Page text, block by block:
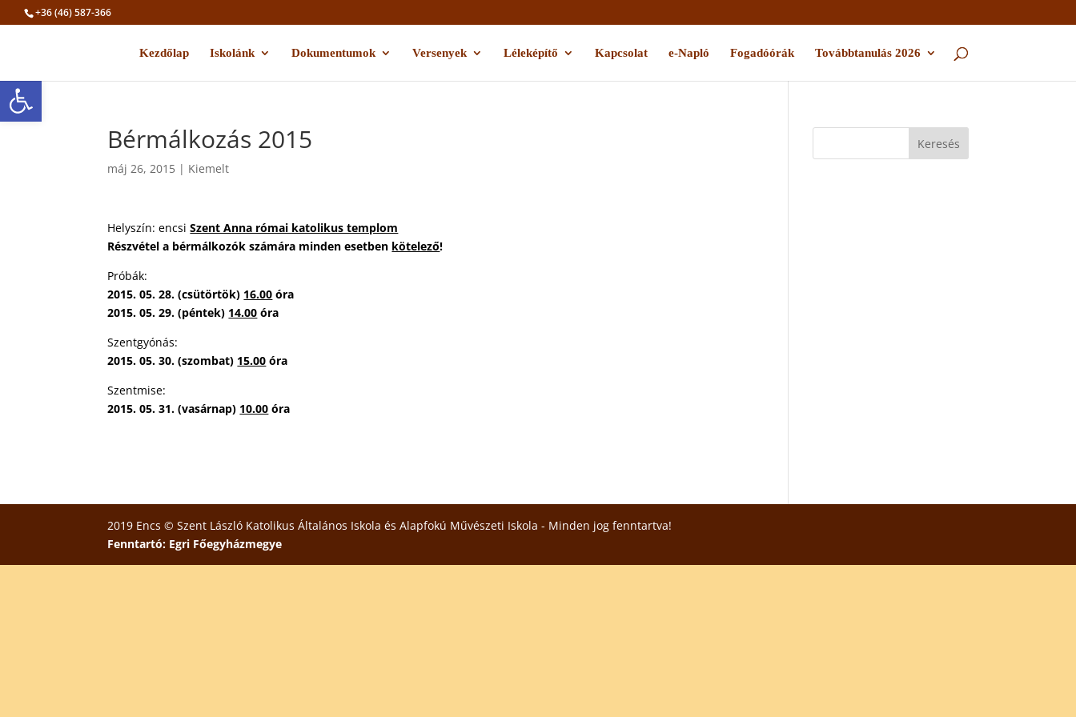
Eszköztár megnyitása
+36 (46) 587-366
Kezdőlap Iskolánk Dokumentumok Versenyek Léleképítő Kapcsolat e-Napló Fogadóórák Továbbtanulás 2026
Bérmálkozás 2015
máj 26, 2015 | Kiemelt
Helyszín: encsiSzent Anna római katolikus templom
Részvétel a bérmálkozók számára minden esetben kötelező!
Próbák:
2015. 05. 28. (csütörtök) 16.00 óra
2015. 05. 29. (péntek) 14.00 óra
Szentgyónás:
2015. 05. 30. (szombat) 15.00 óra
Szentmise:
2015. 05. 31. (vasárnap) 10.00 óra
2019 Encs © Szent László Katolikus Általános Iskola és Alapfokú Művészeti Iskola - Minden jog fenntartva!
Fenntartó: Egri Főegyházmegye